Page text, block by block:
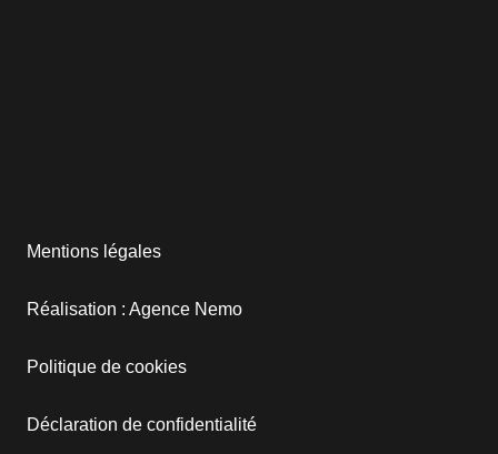
Mentions légales
Réalisation : Agence Nemo
Politique de cookies
Déclaration de confidentialité